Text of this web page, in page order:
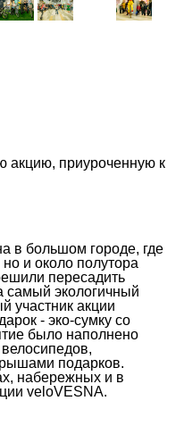
акцию, приуроченную к
в большом городе, где
и около полутора
пересадить
самый экологичный
участник акции
- эко-сумку со
было наполнено
подарков.
набережных и в
veloVESNA.